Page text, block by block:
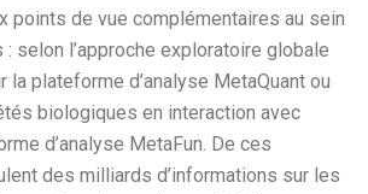
points de vue complémentaires au sein
selon l’approche exploratoire globale
la plateforme d’analyse MetaQuant ou
biologiques en interaction avec
d’analyse MetaFun. De ces
des milliards d’informations sur les